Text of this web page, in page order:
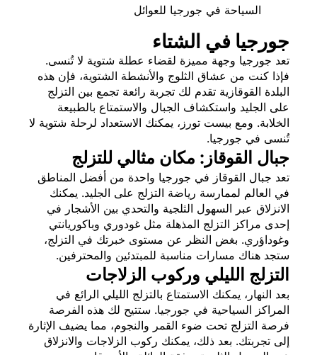
السياحة في جورجيا للعوائل
جورجيا في الشتاء
تعد جورجيا وجهة مميزة لقضاء عطلة شتوية لا تُنسى.
فإذا كنت من عشاق الثلوج والأنشطة الشتوية، فإن هذه
البلدة القوقازية تقدم لك تجربة رائعة تجمع بين التزلج
على الجليد واستكشاف الجبال والاستمتاع بالطبيعة
الخلابة. ومع بيست تورز، يمكنك الاستعداد لرحلة شتوية لا
تُنسى في جورجيا.
جبال القوقاز: مكان مثالي للتزلج
تعد جبال القوقاز في جورجيا واحدة من أفضل المناطق
في العالم لممارسة رياضة التزلج على الجليد. يمكنك
الانزلاق عبر السهول الثلجية والتحدي بين الأشجار في
إحدى مراكز التزلج المذهلة مثل غودوري وباكوريانتي
وغوداؤري. بغض النظر عن مستوى خبرتك في التزلج،
ستجد هناك مسارات مناسبة للمبتدئين والمحترفين.
التزلج الليلي وركوب الزلاجات
بعد النهار، يمكنك الاستمتاع بالتزلج الليلي الرائع في
المراكز السياحية في جورجيا. ستتيح لك هذه الفرصة
فرصة التزلج تحت ضوء القمر والنجوم، مما يضيف الإثارة
إلى تجربتك. بعد ذلك، يمكنك ركوب الزلاجات والانزلاق